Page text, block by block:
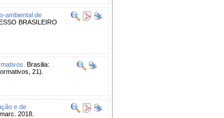
ambiental de
BRASILEIRO
Brasilia:
21).
e de
2018.